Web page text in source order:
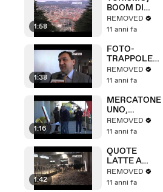
1:58
BOOM DI
ARRIVI IN
CITTA'
REMOVED
11 anni fa
1:38
FOTO-
TRAPPOLE
CONTRO IL
DEGRADO IN
REMOVED
11 anni fa
1:16
MERCATONE
UNO,
FUMATA
NERA AL
REMOVED
11 anni fa
1:42
QUOTE
LATTE A
QUOTA ZERO
REMOVED
11 anni fa